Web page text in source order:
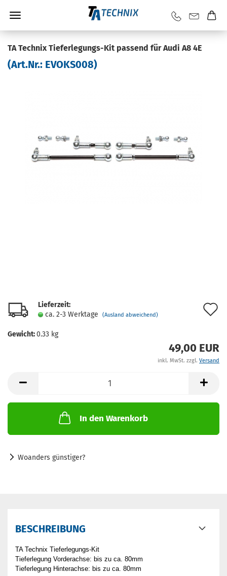
TA Tech­nix Tieferlegungs-​Kit pas­send für Audi A8 4E
(Art.Nr.: EVOKS008)
Lieferzeit:
ca. 2-3 Werktage
(Ausland abweichend)
Gewicht:0.33 kg
49,00 EUR
inkl. MwSt. zzgl. Versand
In den Warenkorb
Woanders günstiger?
BESCHREIBUNG
TA Technix Tieferlegungs-Kit
Tieferlegung Vorderachse: bis zu ca. 80mm
Tieferlegung Hinterachse: bis zu ca. 80mm